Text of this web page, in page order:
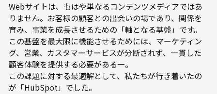
Webサイトは、もはや単なるコンテンツメディアではあ
りません。お客様の顧客との出会いの場であり、関係を
育み、事業を成長させるための「軸となる基盤」です。
この基盤を最大限に機能させるためには、マーケティン
グ、営業、カスタマーサービスが分断されず、一貫した
顧客体験を提供する必要がある―。
この課題に対する最適解として、私たちが行き着いたの
が「HubSpot」でした。